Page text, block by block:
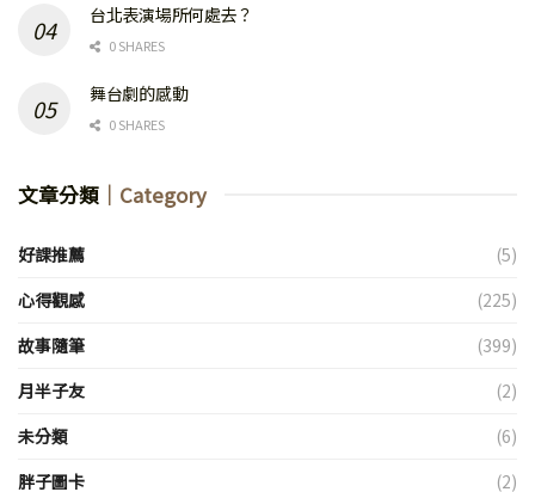
台北表演場所何處去？
0 SHARES
舞台劇的感動
0 SHARES
文章分類 ｜Category
好課推薦
(5)
心得觀感
(225)
故事隨筆
(399)
月半子友
(2)
未分類
(6)
胖子圖卡
(2)